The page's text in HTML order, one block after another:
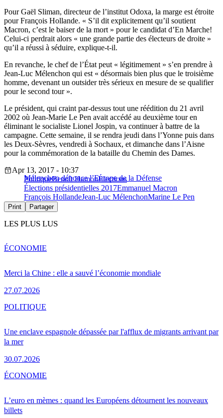
Pour Gaël Sliman, directeur de l’institut Odoxa, la marge est étroite
pour François Hollande. « S’il dit explicitement qu’il soutient
Macron, c’est le baiser de la mort » pour le candidat d’En Marche!
Celui-ci perdrait alors « une grande partie des électeurs de droite »
qu’il a réussi à séduire, explique-t-il.
En revanche, le chef de l’État peut « légitimement » s’en prendre à
Jean-Luc Mélenchon qui est « désormais bien plus que le troisième
homme, devenant un outsider très sérieux en mesure de se qualifier
pour le second tour ».
Le président, qui craint par-dessus tout une réédition du 21 avril
2002 où Jean-Marie Le Pen avait accédé au deuxième tour en
éliminant le socialiste Lionel Jospin, va continuer à battre de la
campagne. Cette semaine, il se rendra jeudi dans l’Yonne puis dans
les Deux-Sèvres, vendredi à Sochaux, et dimanche dans l’Aisne
pour la commémoration de la bataille du Chemin des Dames.
Mélenchon dénonce l’Europe de la Défense
Apr 13, 2017 - 10:37
PolitiqueBenoît HamonÉlections
Élections présidentielles 2017Emmanuel Macron
François HollandeJean-Luc MélenchonMarine Le Pen
Print Partager
LES PLUS LUS
Merci la Chine : elle a sauvé l’économie mondiale
27.07.2026
ÉCONOMIE
Une enclave espagnole dépassée par l'afflux de migrants arrivant par
la mer
30.07.2026
POLITIQUE
L’euro en mèmes : quand les Européens détournent les nouveaux
billets
ÉCONOMIE